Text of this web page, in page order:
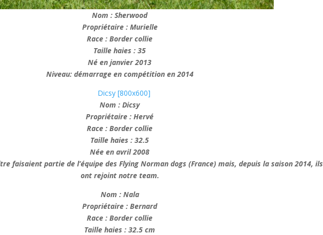
Nom : Sherwood
Propriétaire : Murielle
Race : Border collie
Taille haies : 35
Né en janvier 2013
Niveau: démarrage en compétition en 2014
Nom : Dicsy
Propriétaire : Hervé
Race : Border collie
Taille haies : 32.5
Née en avril 2008
faisaient partie de l’équipe des Flying Norman dogs (France) mais, depuis la saison 2014, ils
ont rejoint notre team.
Nom : Nala
Propriétaire : Bernard
Race : Border collie
Taille haies : 32.5 cm